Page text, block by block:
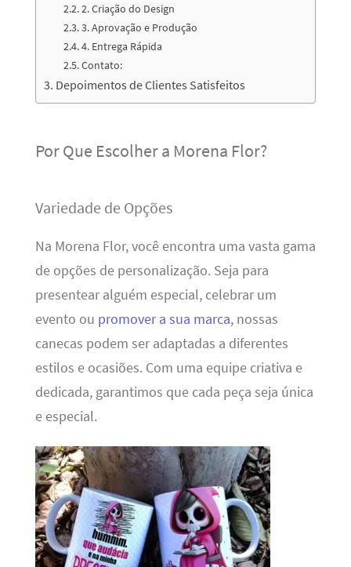
2. Criação do Design
3. Aprovação e Produção
4. Entrega Rápida
Contato:
Depoimentos de Clientes Satisfeitos
Por Que Escolher a Morena Flor?
Variedade de Opções
Na Morena Flor, você encontra uma vasta gama
de opções de personalização. Seja para
presentear alguém especial, celebrar um
evento ou promover a sua marca, nossas
canecas podem ser adaptadas a diferentes
estilos e ocasiões. Com uma equipe criativa e
dedicada, garantimos que cada peça seja única
e especial.